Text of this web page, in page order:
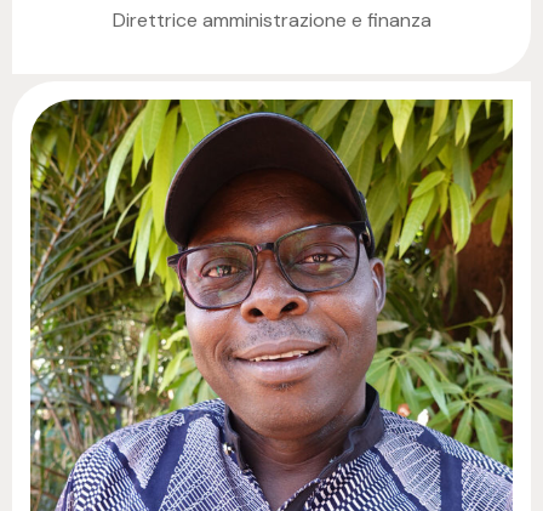
Direttrice amministrazione e finanza